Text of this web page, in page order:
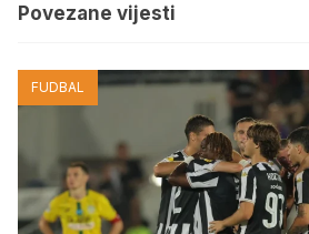
Povezane vijesti
FUDBAL